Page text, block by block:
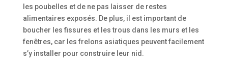
les poubelles et de ne pas laisser de restes
alimentaires exposés. De plus, il est important de
boucher les fissures et les trous dans les murs et les
fenêtres, car les frelons asiatiques peuvent facilement
s’y installer pour construire leur nid.